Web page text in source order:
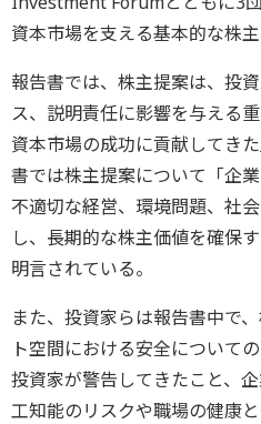
資本市場を支える基本的な株
報告書では、株主提案は、投
ス、説明責任に影響を与える
資本市場の成功に貢献してき
書では株主提案について「企
不適切な経営、環境問題、社
し、長期的な株主価値を確保
明言されている。
また、投資家らは報告書中で
ト空間における安全について
投資家が警告してきたこと、
工知能のリスクや職場の健康